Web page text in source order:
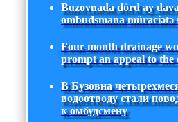
Buzovnada dörd ay
ombudsmana müraciətə
Four-month drainage
prompt an appeal to the
В Бузовна
водоотводу стали
к омбудсмену